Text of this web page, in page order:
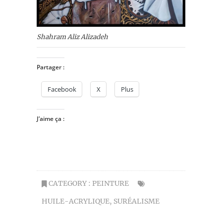
Shahram Aliz Alizadeh
Partager :
Facebook X Plus
J’aime ça :
CATEGORY : PEINTURE
HUILE-ACRYLIQUE, SURÉALISME